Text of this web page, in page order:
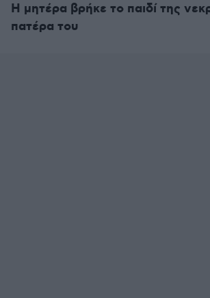
Η μητέρα βρήκε το παιδί της
πατέρα του